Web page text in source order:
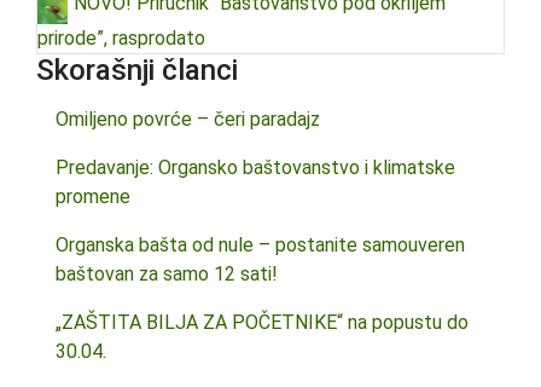
prirode”, rasprodato
Skorašnji članci
Omiljeno povrće – čeri paradajz
Predavanje: Organsko baštovanstvo i klimatske
promene
Organska bašta od nule – postanite samouveren
baštovan za samo 12 sati!
„ZAŠTITA BILJA ZA POČETNIKE“ na popustu do
30.04.